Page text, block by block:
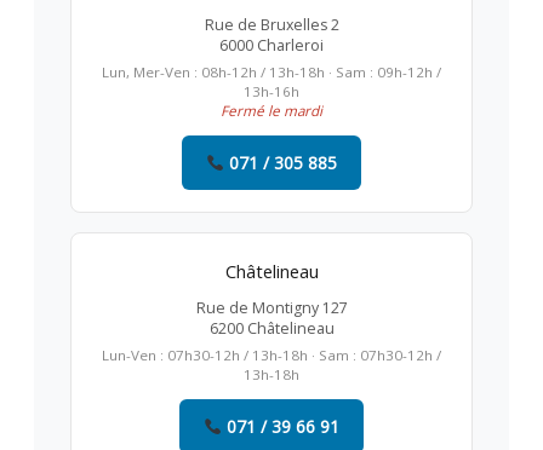
Rue de Bruxelles 2
6000 Charleroi
Lun, Mer-Ven : 08h-12h / 13h-18h · Sam : 09h-12h /
13h-16h
Fermé le mardi
071 / 305 885
Châtelineau
Rue de Montigny 127
6200 Châtelineau
Lun-Ven : 07h30-12h / 13h-18h · Sam : 07h30-12h /
13h-18h
071 / 39 66 91